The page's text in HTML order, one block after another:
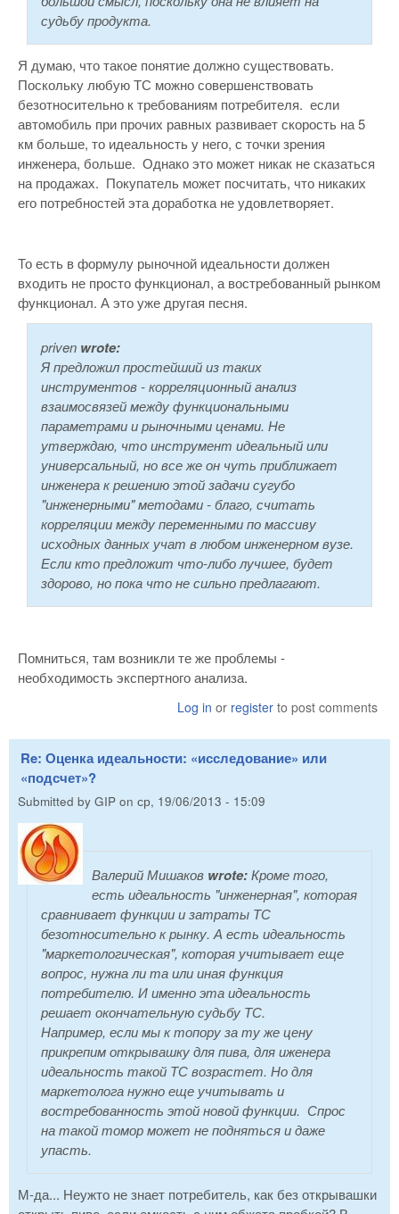
судьбу продукта.
Я думаю, что такое понятие должно существовать.
Поскольку любую ТС можно совершенствовать
безотносительно к требованиям потребителя. если
автомобиль при прочих равных развивает скорость на 5
км больше, то идеальность у него, с точки зрения
инженера, больше. Однако это может никак не сказаться
на продажах. Покупатель может посчитать, что никаких
его потребностей эта доработка не удовлетворяет.
То есть в формулу рыночной идеальности должен
входить не просто функционал, а востребованный рынком
функционал. А это уже другая песня.
priven wrote:
Я предложил простейший из таких
инструментов - корреляционный анализ
взаимосвязей между функциональными
параметрами и рыночными ценами. Не
утверждаю, что инструмент идеальный или
универсальный, но все же он чуть приближает
инженера к решению этой задачи сугубо
"инженерными" методами - благо, считать
корреляции между переменными по массиву
исходных данных учат в любом инженерном вузе.
Если кто предложит что-либо лучшее, будет
здорово, но пока что не сильно предлагают.
Помниться, там возникли те же проблемы -
необходимость экспертного анализа.
Log in or register to post comments
Re: Оценка идеальности: «исследование» или
«подсчет»?
Submitted by GIP on ср, 19/06/2013 - 15:09
Валерий Мишаков wrote:Кроме того,
есть идеальность "инженерная", которая
сравнивает функции и затраты ТС
безотносительно к рынку. А есть идеальность
"маркетологическая", которая учитывает еще
вопрос, нужна ли та или иная функция
потребителю. И именно эта идеальность
решает окончательную судьбу ТС.
Например, если мы к топору за ту же цену
прикрепим открывашку для пива, для иженера
идеальность такой ТС возрастет. Но для
маркетолога нужно еще учитывать и
востребованность этой новой функции. Спрос
на такой томор может не подняться и даже
упасть.
М-да... Неужто не знает потребитель, как без открывашки